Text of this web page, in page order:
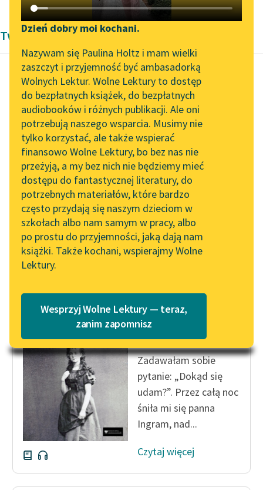
Katalog DAISY
Podkasty o książkach
Zgłoś brak utworu
Aktualności
„Prokurator Alicja Horn”
do słuchania
Byliśmy częścią AI Impact
Lab
Zapraszamy na spotkanie
online z tłumaczkami
literatury skandynawskiej
Spotkanie z Katarzyną
Tunkiel w Oslo
102. lata temu zmarł
Joseph Conrad
Lektury szkolne i klasyka
literatury do słuchania dla
uczennic i uczniów z
niepełnosprawnościami
E-kolekcja lektur
szkolnych i literatury do
słuchania dla uczennic i
uczniów z
niepełnosprawnościami
Feministyczne inspiracje.
Narzędzia
Mapa Wolnych Lektur
Leśmianator
Przewodnik dla piszących i
czytających
API
OAI-PMH
Widget Wolnych Lektur
Przypisy
Katalog w formacie PDF
Dzień dobry moi kochani.
Nazywam się Paulina Holtz i mam wielki
zaszczyt i przyjemność być ambasadorką
Wolnych Lektur. Wolne Lektury to dostęp
do bezpłatnych książek, do bezpłatnych
audiobooków i różnych publikacji. Ale oni
potrzebują naszego wsparcia. Musimy nie
tylko korzystać, ale także wspierać
finansowo Wolne Lektury, bo bez nas nie
przeżyją, a my bez nich nie będziemy mieć
dostępu do fantastycznej literatury, do
potrzebnych materiałów, które bardzo
często przydają się naszym dzieciom w
szkołach albo nam samym w pracy, albo
po prostu do przyjemności, jaką dają nam
książki. Także kochani, wspierajmy Wolne
Lektury.
Wesprzyj Wolne Lektury — teraz,
zanim zapomnisz
Twórczość Romantyzm Charlotte Brontë
Charlotte Brontë
Dziwne losy Jane
Eyre
Przeczucia, sympatie i
znaki są to trzy dziwne
zjawiska, które razem
tworzą tajemnicę, do
której...
Czytaj więcej
Dziwne losy Jane
Eyre
Zadawałam sobie
pytanie: „Dokąd się
udam?”. Przez całą noc
śniła mi się panna
Ingram, nad...
Czytaj więcej